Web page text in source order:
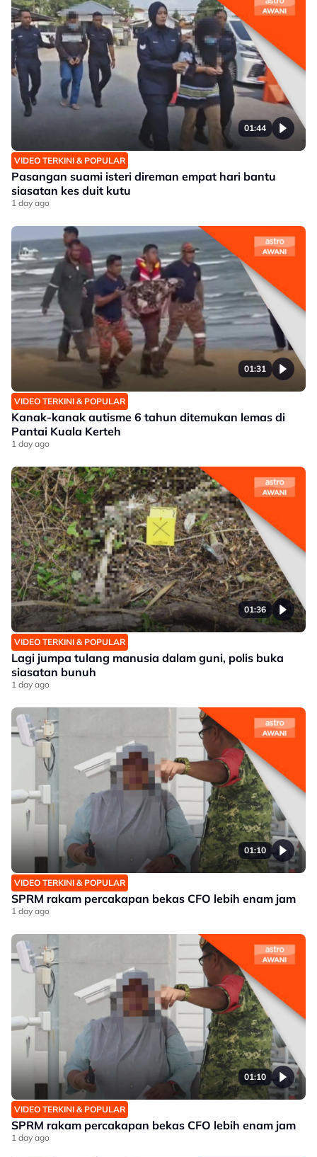
01:44
VIDEO TERKINI & POPULAR
Pasangan suami isteri direman empat hari bantu
siasatan kes duit kutu
1 day ago
01:31
VIDEO TERKINI & POPULAR
Kanak-kanak autisme 6 tahun ditemukan lemas di
Pantai Kuala Kerteh
1 day ago
01:36
VIDEO TERKINI & POPULAR
Lagi jumpa tulang manusia dalam guni, polis buka
siasatan bunuh
1 day ago
01:10
VIDEO TERKINI & POPULAR
SPRM rakam percakapan bekas CFO lebih enam jam
1 day ago
01:10
VIDEO TERKINI & POPULAR
SPRM rakam percakapan bekas CFO lebih enam jam
1 day ago